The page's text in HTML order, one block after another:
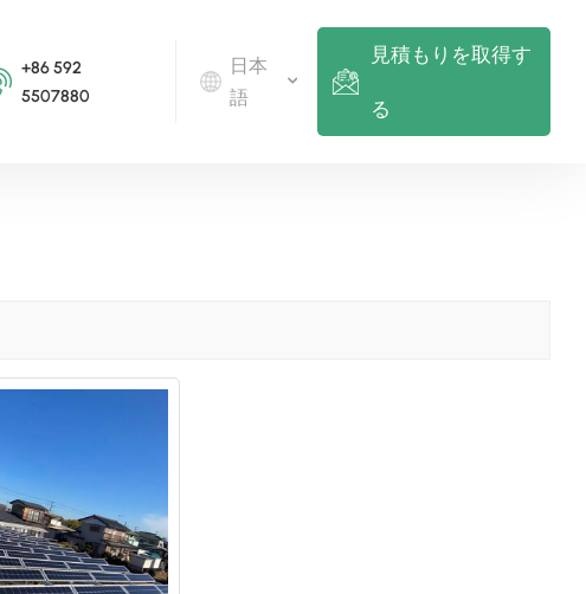
+86 592
5507880
日本
語
Nederlands
العربية
見積もりを取得す
る